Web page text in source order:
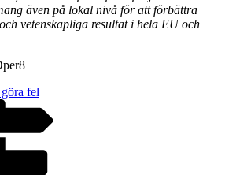
även på lokal nivå för att förbättra
vetenskapliga resultat i hela EU och
fel